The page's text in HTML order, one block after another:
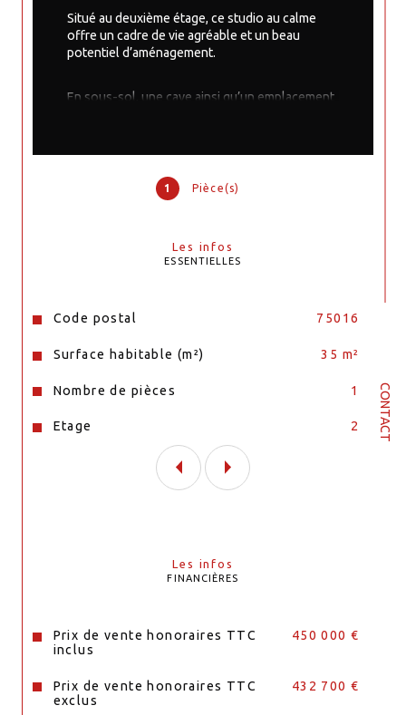
CONTACT
1 Pièce(s)
Les infos
ESSENTIELLES
Caractéristiques Valeurs
Code postal 75016
Surface habitable (m²) 35 m²
Nombre de pièces 1
Etage 2
Situé au deuxième étage, ce studio au calme
offre un cadre de vie agréable et un beau
potentiel d’aménagement.
En sous-sol, une cave ainsi qu’un emplacement
Disponible immédiatement. Bien rare à la vente,
avec un très fort potentiel.
Les infos
FINANCIÈRES
Prix de vente honoraires TTC
inclus
450 000 €
Prix de vente honoraires TTC
exclus
432 700 €